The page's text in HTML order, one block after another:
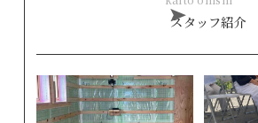
スタッフ紹介